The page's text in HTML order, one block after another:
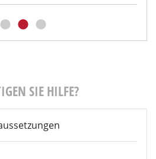
SIE HILFE?